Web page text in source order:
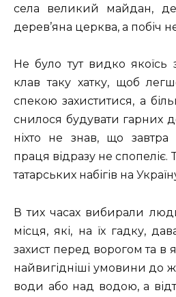
села великий майдан,
дерев’яна церква, а побіч
Не було тут видко якоїсь
клав таку хатку, щоб
спекою захиститися, а
снилося будувати гарних
ніхто не знав, що завтра
праця відразу не спопеліє.
татарських набігів на
В тих часах вибирали люди
місця, які, на їх гадку,
захист перед ворогом та в
найвигідніші умовини до
води або над водою, а